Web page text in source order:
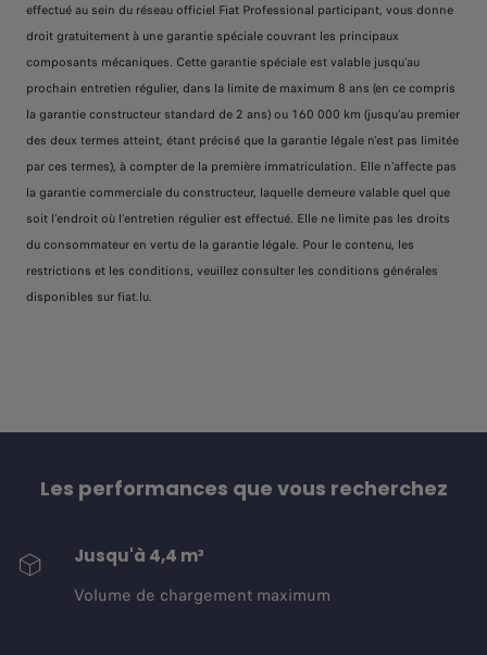
effectué au sein du réseau officiel Fiat Professional participant, vous donne
droit gratuitement à une garantie spéciale couvrant les principaux
composants mécaniques. Cette garantie spéciale est valable jusqu’au
prochain entretien régulier, dans la limite de maximum 8 ans (en ce compris
la garantie constructeur standard de 2 ans) ou 160 000 km (jusqu’au premier
des deux termes atteint, étant précisé que la garantie légale n'est pas limitée
par ces termes), à compter de la première immatriculation. Elle n’affecte pas
la garantie commerciale du constructeur, laquelle demeure valable quel que
soit l’endroit où l’entretien régulier est effectué. Elle ne limite pas les droits
du consommateur en vertu de la garantie légale. Pour le contenu, les
restrictions et les conditions, veuillez consulter les conditions générales
disponibles sur fiat.lu.
Les performances que vous recherchez
Jusqu'à 4,4 m³
Volume de chargement maximum